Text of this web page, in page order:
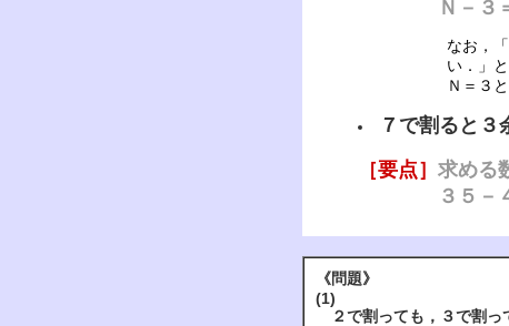
Ｎ－３＝３
なお，
い．」
Ｎ＝３
７で割ると３
［要点］ 求める
３５－４＝
《問題》
(1)
２で割っても，３で割っ